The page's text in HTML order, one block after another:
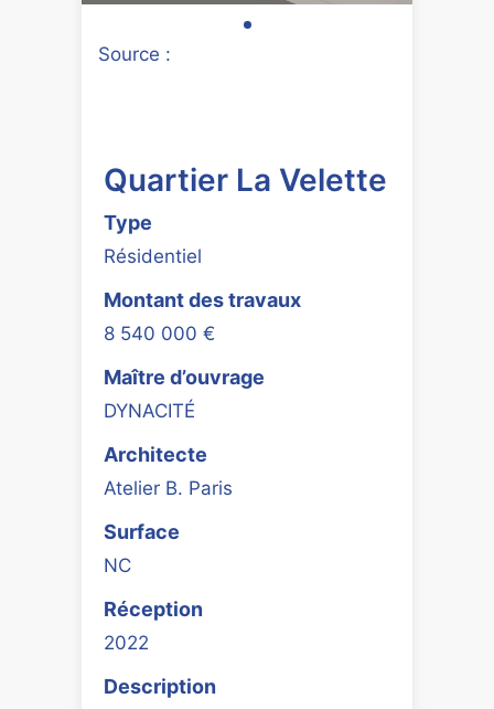
Source :
Quartier La Velette
Type
Résidentiel
Montant des travaux
8 540 000 €
Maître d’ouvrage
DYNACITÉ
Architecte
Atelier B. Paris
Surface
NC
Réception
2022
Description